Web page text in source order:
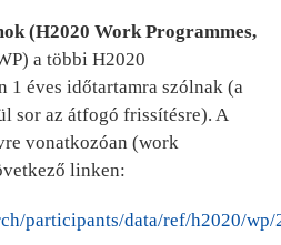
(H2020 Work Programmes,
a többi H2020
1 éves időtartamra szólnak (a
sor az átfogó frissítésre). A
vonatkozóan (work
linken:
participants/data/ref/h2020/